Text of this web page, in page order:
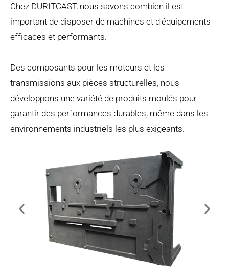
Chez DURITCAST, nous savons combien il est
important de disposer de machines et d'équipements
efficaces et performants.
Des composants pour les moteurs et les
transmissions aux pièces structurelles, nous
développons une variété de produits moulés pour
garantir des performances durables, même dans les
environnements industriels les plus exigeants.